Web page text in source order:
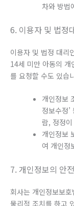
차와 방법
6. 이용자 및 법정
이용자 및 법정 대리
14세 미만 아동의 개
를 요청할 수도 있습
개인정보
정보수정
람, 정정
개인정보
여 개인정
7. 개인정보의 안
회사는 개인정보보
물리적 조치를 하고